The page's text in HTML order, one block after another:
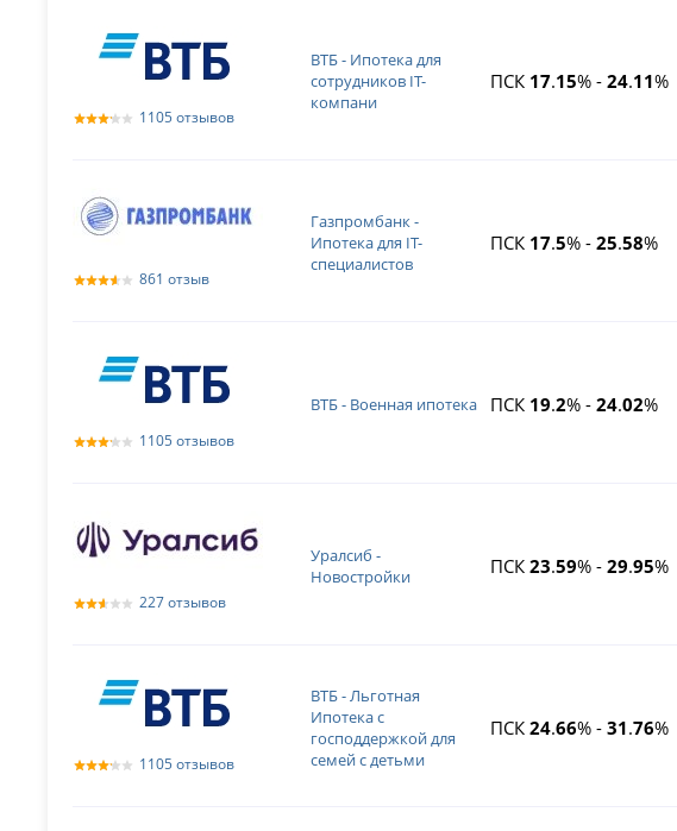
1105 отзывов
ВТБ - Ипотека для
сотрудников IT-
компани
ПСК 17.15% - 24.11%
861 отзыв
Газпромбанк -
Ипотека для IT-
специалистов
ПСК 17.5% - 25.58%
1105 отзывов
ВТБ - Военная ипотека ПСК 19.2% - 24.02%
227 отзывов
Уралсиб -
Новостройки
ПСК 23.59% - 29.95%
1105 отзывов
ВТБ - Льготная
Ипотека с
господдержкой для
семей с детьми
ПСК 24.66% - 31.76%